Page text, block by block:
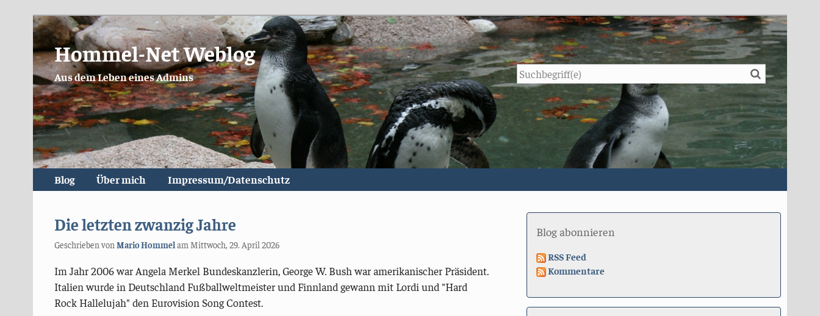
Hommel-Net Weblog
Aus dem Leben eines Admins Suche
Blog Über mich Impressum/Datenschutz
Die letzten zwanzig Jahre
Geschrieben von Mario Hommelam Mittwoch, 29. April 2026
Im Jahr 2006 war Angela Merkel Bundeskanzlerin, George W. Bush war amerikanischer Präsident.
Italien wurde in Deutschland Fußballweltmeister und Finnland gewann mit Lordi und "Hard
Rock Hallelujah" den Eurovision Song Contest.
Blog abonnieren
RSS Feed
Kommentare